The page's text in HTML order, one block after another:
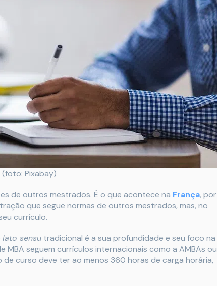
(foto: Pixabay)
de outros mestrados. É o que acontece na França, por
que segue normas de outros mestrados, mas, no
currículo.
lato sensu tradicional é a sua profundidade e seu foco na
MBA seguem currículos internacionais como a AMBAs ou
de curso deve ter ao menos 360 horas de carga horária,